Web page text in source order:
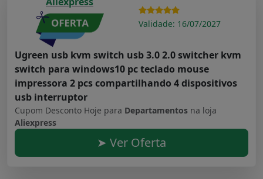
Validade: 16/07/2027
Ugreen usb kvm switch usb 3.0 2.0 switcher kvm
switch para windows10 pc teclado mouse
impressora 2 pcs compartilhando 4 dispositivos
usb interruptor
Cupom Desconto Hoje para Departamentos na loja
Aliexpress
➤ Ver Oferta